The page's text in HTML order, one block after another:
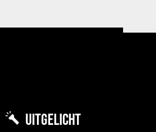
UITGELICHT